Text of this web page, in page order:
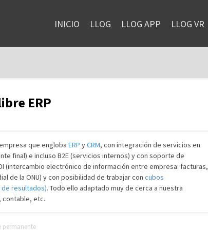
INICIO LLOG LLOG APP LLOG VR
ERP
que engloba ERP yCRM, con integración de servicios en
final) e incluso B2E (servicios internos) y con soporte de
(intercambio electrónico de información entre empresa: facturas,
de la ONU) y con posibilidad de trabajar con cubos
de resultados). Todo ello adaptado muy de cerca a nuestra
contable, etc.
permanente